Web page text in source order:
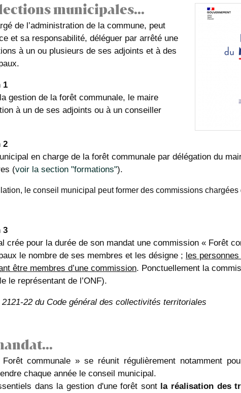
municipales...
de l’administration de la commune, peut
et sa responsabilité, déléguer par arrêté une
à un ou plusieurs de ses adjoints et à des
1
gestion de la forêt communale, le maire
à un de ses adjoints ou à un conseiller
2
en charge de la forêt communale par délégation du
(voir la section "formations").
le conseil municipal peut former des commissions chargées
3
crée pour la durée de son mandat une commission « Forêt
le nombre de ses membres et les désigne ; les
être membres d’une commission. Ponctuellement la
le représentant de l’ONF).
2121-22 du Code général des collectivités territoriales
communale » se réunit régulièrement notamment
chaque année le conseil municipal.
dans la gestion d'une forêt sontla réalisation des